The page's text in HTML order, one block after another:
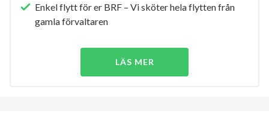
Enkel flytt för er BRF – Vi sköter hela flytten från
gamla förvaltaren
LÄS MER